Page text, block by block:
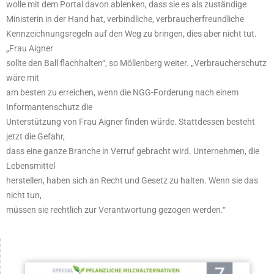
wolle mit dem Portal davon ablenken, dass sie es als zuständige
Ministerin in der Hand hat, verbindliche, verbraucherfreundliche
Kennzeichnungsregeln auf den Weg zu bringen, dies aber nicht tut.
„Frau Aigner
sollte den Ball flachhalten“, so Möllenberg weiter. „Verbraucherschutz
wäre mit
am besten zu erreichen, wenn die NGG-Forderung nach einem
Informantenschutz die
Unterstützung von Frau Aigner finden würde. Stattdessen besteht
jetzt die Gefahr,
dass eine ganze Branche in Verruf gebracht wird. Unternehmen, die
Lebensmittel
herstellen, haben sich an Recht und Gesetz zu halten. Wenn sie das
nicht tun,
müssen sie rechtlich zur Verantwortung gezogen werden.“